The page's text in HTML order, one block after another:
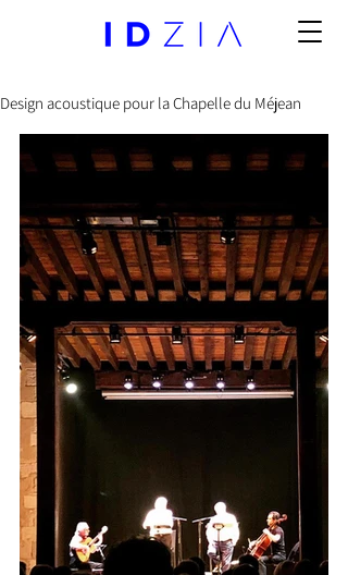
Design acoustique pour la Chapelle du Méjean